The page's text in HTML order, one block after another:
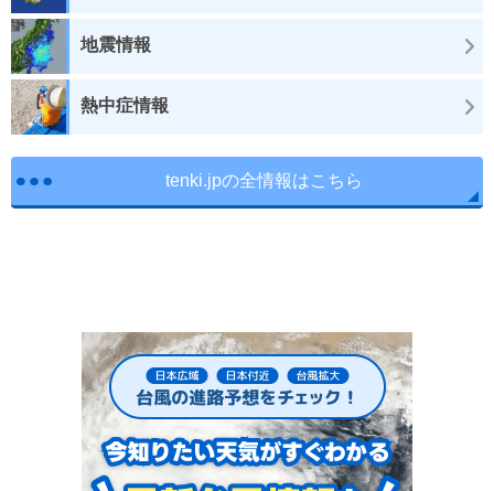
地震情報
熱中症情報
tenki.jpの全情報はこちら